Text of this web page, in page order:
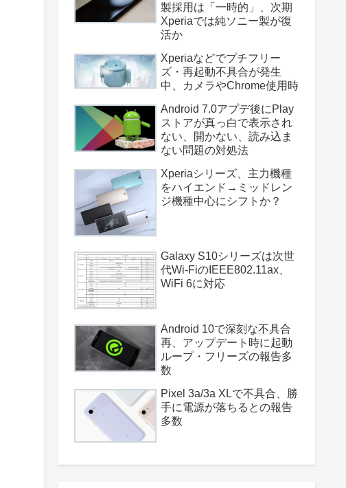
製採用は「一時的」、次期
Xperiaでは純ソニー製が復
活か
Xperiaなどでプチフリー
ズ・再起動不具合が発生
中、カメラやChrome使用時
Android 7.0アプデ後にPlay
ストアが真っ白で表示され
ない、開かない、読み込ま
ない問題の対処法
Xperiaシリーズ、主力機種
をハイエンド→ミッドレン
ジ機種中心にシフトか？
Galaxy S10シリーズは次世
代Wi-FiのIEEE802.11ax、
WiFi 6に対応
Android 10で深刻な不具合
再、アップデート時に起動
ループ・フリーズの報告多
数
Pixel 3a/3a XLで不具合、勝
手に電源が落ちるとの報告
多数